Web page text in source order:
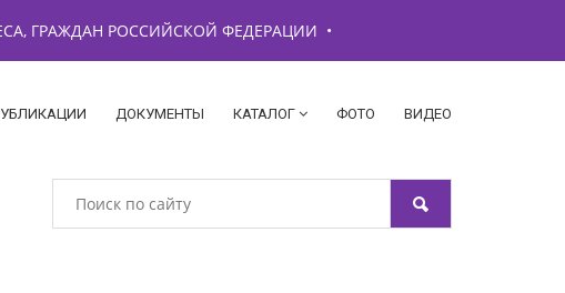
ГРАЖДАН РОССИЙСКОЙ ФЕДЕРАЦИИ •
ДОКУМЕНТЫ КАТАЛОГ ФОТО ВИДЕО